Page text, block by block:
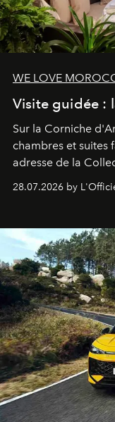
WE LOVE
Visite guidée :
Sur la Corniche
chambres et suites
adresse de la
Hotels, ce
Pillet promet un
28.07.2026 by